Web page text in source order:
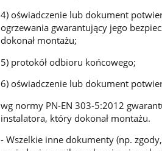
4) oświadczenie lub dokument
ogrzewania gwarantujący jego
dokonał montażu;
5) protokół odbioru końcowego;
6) oświadczenie lub dokument
wg normy PN-EN 303-5:2012
instalatora, który dokonał montażu.
- Wszelkie inne dokumenty (np.